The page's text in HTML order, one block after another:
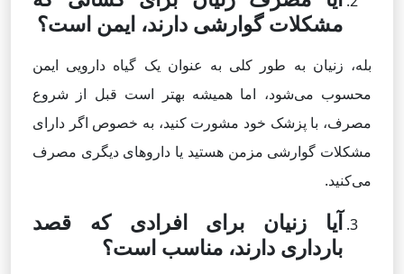
مشکلات گوارشی دارند، ایمن است؟
بله، زنیان به طور کلی به عنوان یک گیاه دارویی ایمن
محسوب می‌شود، اما همیشه بهتر است قبل از شروع
مصرف، با پزشک خود مشورت کنید، به خصوص اگر دارای
مشکلات گوارشی مزمن هستید یا داروهای دیگری مصرف
می‌کنید.
آیا زنیان برای افرادی که قصد
بارداری دارند، مناسب است؟